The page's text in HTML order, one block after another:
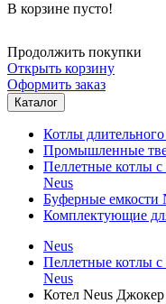
В корзине пусто!
Продолжить покупки
Открыть корзину
Оформить заказ
Каталог
Котлы
Промышленные
Пеллетные котлы с
Neus
Буферные емкости
Комплектующие
Neus
Пеллетные котлы с
Neus
Котел Neus